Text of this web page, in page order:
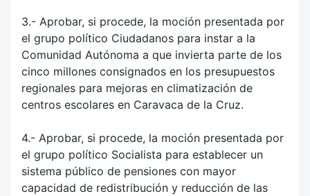
3.- Aprobar, si procede, la moción presentada por
el grupo político Ciudadanos para instar a la
Comunidad Autónoma a que invierta parte de los
cinco millones consignados en los presupuestos
regionales para mejoras en climatización de
centros escolares en Caravaca de la Cruz.
4.- Aprobar, si procede, la moción presentada por
el grupo político Socialista para establecer un
sistema público de pensiones con mayor
capacidad de redistribución y reducción de las